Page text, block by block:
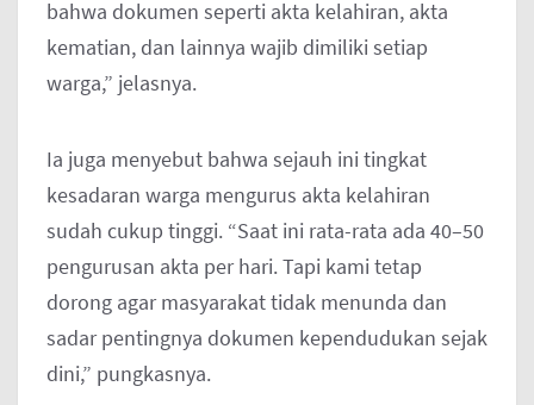
bahwa dokumen seperti akta kelahiran, akta
kematian, dan lainnya wajib dimiliki setiap
warga,” jelasnya.
Ia juga menyebut bahwa sejauh ini tingkat
kesadaran warga mengurus akta kelahiran
sudah cukup tinggi. “Saat ini rata-rata ada 40–50
pengurusan akta per hari. Tapi kami tetap
dorong agar masyarakat tidak menunda dan
sadar pentingnya dokumen kependudukan sejak
dini,” pungkasnya.